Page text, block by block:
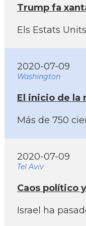
Trump fa
Els Estats
2020-07-09
Washington
El inicio de la
Más de 750
2020-07-09
Tel Aviv
Caos polí­tico
Israel ha